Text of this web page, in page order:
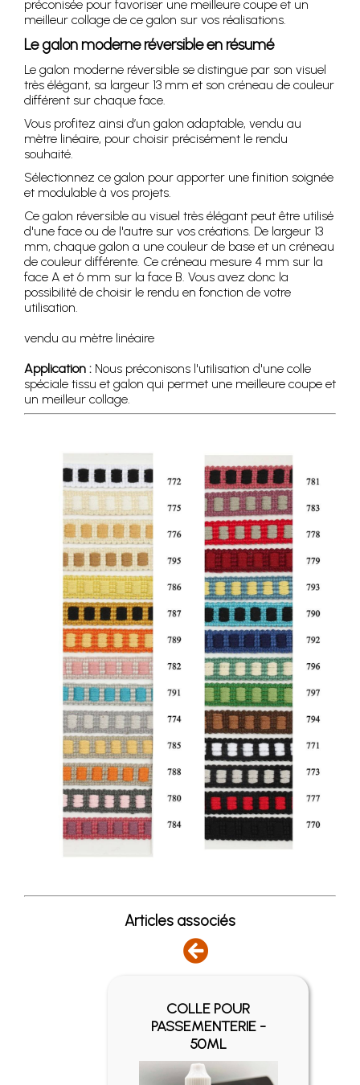
préconisée pour favoriser une meilleure coupe et un
meilleur collage de ce galon sur vos réalisations.
Le galon moderne réversible en résumé
Le galon moderne réversible se distingue par son visuel
très élégant, sa largeur 13 mm et son créneau de couleur
différent sur chaque face.
Vous profitez ainsi d’un galon adaptable, vendu au
mètre linéaire, pour choisir précisément le rendu
souhaité.
Sélectionnez ce galon pour apporter une finition soignée
et modulable à vos projets.
Ce galon réversible au visuel très élégant peut être utilisé
d'une face ou de l'autre sur vos créations. De largeur 13
mm, chaque galon a une couleur de base et un créneau
de couleur différente. Ce créneau mesure 4 mm sur la
face A et 6 mm sur la face B. Vous avez donc la
possibilité de choisir le rendu en fonction de votre
utilisation.
vendu au mètre linéaire
Application : Nous préconisons l'utilisation d'une colle
spéciale tissu et galon qui permet une meilleure coupe et
un meilleur collage.
Articles associés
COLLE POUR
PASSEMENTERIE -
50ML